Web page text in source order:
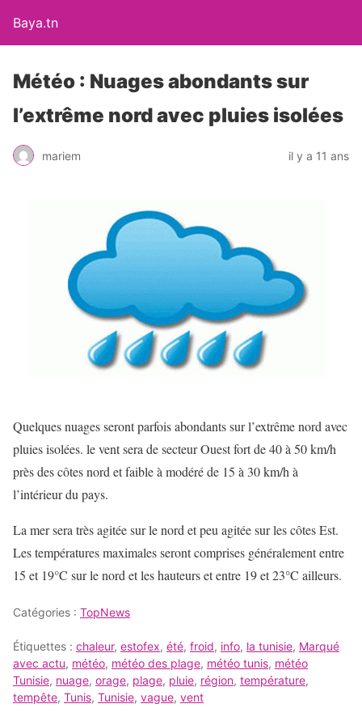
Baya.tn
Météo : Nuages abondants sur
l’extrême nord avec pluies isolées
mariem il y a 11 ans
Quelques nuages seront parfois abondants sur l’extrême nord avec
pluies isolées. le vent sera de secteur Ouest fort de 40 à 50 km/h
près des côtes nord et faible à modéré de 15 à 30 km/h à
l’intérieur du pays.
La mer sera très agitée sur le nord et peu agitée sur les côtes Est.
Les températures maximales seront comprises généralement entre
15 et 19°C sur le nord et les hauteurs et entre 19 et 23°C ailleurs.
Catégories : TopNews
Étiquettes : chaleur, estofex, été, froid, info, la tunisie, Marqué
avec actu, météo, météo des plage, météo tunis, météo
Tunisie, nuage, orage, plage, pluie, région, température,
tempête, Tunis, Tunisie, vague, vent